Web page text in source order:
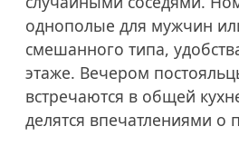
однополые для мужчин
смешанного типа,
этаже. Вечером
встречаются в общей
делятся впечатлениями